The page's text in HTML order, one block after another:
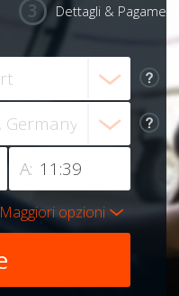
Dettagli & Pagamento
A:
Maggiori opzioni